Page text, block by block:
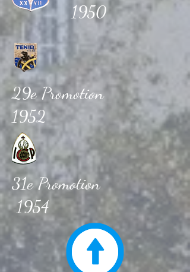
1950
29e Promotion
1952
31e Promotion
1954